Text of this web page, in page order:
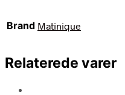
Brand Matinique
Relaterede varer